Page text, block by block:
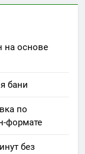
на основе
бани
по
формате
без